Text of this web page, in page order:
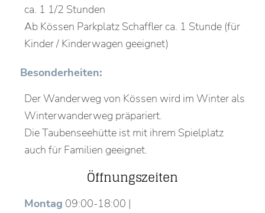
ca. 1 1/2 Stunden
Ab Kössen Parkplatz Schaffler ca. 1 Stunde (für
Kinder / Kinderwagen geeignet)
Besonderheiten:
Der Wanderweg von Kössen wird im Winter als
Winterwanderweg präpariert.
Die Taubenseehütte ist mit ihrem Spielplatz
auch für Familien geeignet.
Öffnungszeiten
Montag 09:00-18:00 |